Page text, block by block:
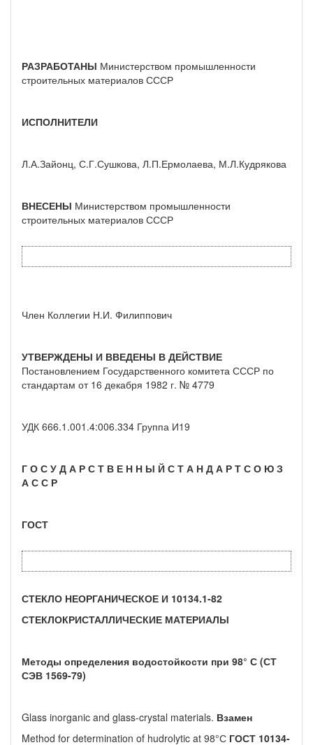
РАЗРАБОТАНЫ Министерством промышленности
строительных материалов СССР
ИСПОЛНИТЕЛИ
Л.А.Зайонц, С.Г.Сушкова, Л.П.Ермолаева, М.Л.Кудрякова
ВНЕСЕНЫ Министерством промышленности
строительных материалов СССР
Член Коллегии Н.И. Филиппович
УТВЕРЖДЕНЫ И ВВЕДЕНЫ В ДЕЙСТВИЕ
Постановлением Государственного комитета СССР по
стандартам от 16 декабря 1982 г. № 4779
УДК 666.1.001.4:006.334 Группа И19
Г О С У Д А Р С Т В Е Н Н Ы Й С Т А Н Д А Р Т С О Ю З
А С С Р
ГОСТ
СТЕКЛО НЕОРГАНИЧЕСКОЕ И 10134.1-82
СТЕКЛОКРИСТАЛЛИЧЕСКИЕ МАТЕРИАЛЫ
Методы определения водостойкости при 98° С (СТ
СЭВ 1569-79)
Glass inorganic and glass-crystal materials. Взамен
Method for determination of hudrolytic at 98°С ГОСТ 10134-